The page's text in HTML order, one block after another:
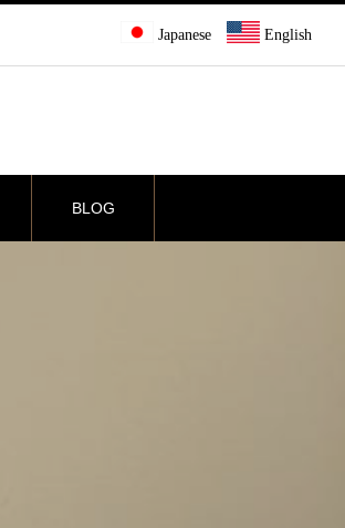
Japanese English
BLOG